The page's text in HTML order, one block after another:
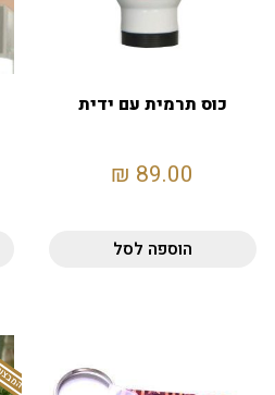
כוס תרמית עם ידית
89.00
₪
הוספה לסל